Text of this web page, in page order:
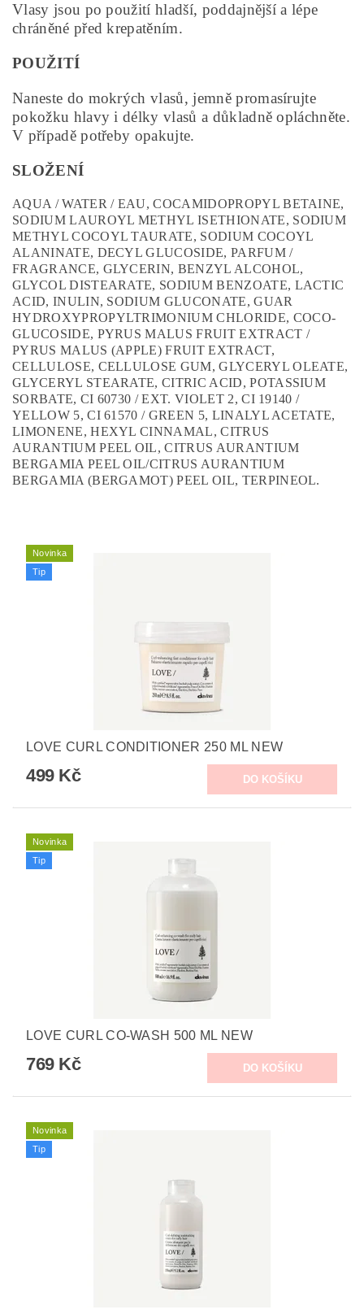
Vlasy jsou po použití hladší, poddajnější a lépe
chráněné před krepatěním.
POUŽITÍ
Naneste do mokrých vlasů, jemně promasírujte
pokožku hlavy i délky vlasů a důkladně opláchněte.
V případě potřeby opakujte.
SLOŽENÍ
AQUA / WATER / EAU, COCAMIDOPROPYL BETAINE,
SODIUM LAUROYL METHYL ISETHIONATE, SODIUM
METHYL COCOYL TAURATE, SODIUM COCOYL
ALANINATE, DECYL GLUCOSIDE, PARFUM /
FRAGRANCE, GLYCERIN, BENZYL ALCOHOL,
GLYCOL DISTEARATE, SODIUM BENZOATE, LACTIC
ACID, INULIN, SODIUM GLUCONATE, GUAR
HYDROXYPROPYLTRIMONIUM CHLORIDE, COCO-
GLUCOSIDE, PYRUS MALUS FRUIT EXTRACT /
PYRUS MALUS (APPLE) FRUIT EXTRACT,
CELLULOSE, CELLULOSE GUM, GLYCERYL OLEATE,
GLYCERYL STEARATE, CITRIC ACID, POTASSIUM
SORBATE, CI 60730 / EXT. VIOLET 2, CI 19140 /
YELLOW 5, CI 61570 / GREEN 5, LINALYL ACETATE,
LIMONENE, HEXYL CINNAMAL, CITRUS
AURANTIUM PEEL OIL, CITRUS AURANTIUM
BERGAMIA PEEL OIL/CITRUS AURANTIUM
BERGAMIA (BERGAMOT) PEEL OIL, TERPINEOL.
Novinka
Tip
LOVE CURL CONDITIONER 250 ML NEW
499 Kč
Novinka
Tip
LOVE CURL CO-WASH 500 ML NEW
769 Kč
Novinka
Tip